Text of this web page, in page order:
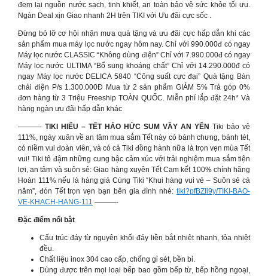
đem lại nguồn nước sạch, tinh khiết, an toàn bảo vệ sức khỏe tối ưu.
Ngàn Deal xịn Giao nhanh 2H trên TIKI với Ưu đãi cực sốc .
Đừng bỏ lỡ cơ hội nhận mưa quà tặng và ưu đãi cực hấp dẫn khi các
sản phẩm mua máy lọc nước ngay hôm nay. Chỉ với 990.000đ có ngay
Máy lọc nước CLASSIC “Không dùng điện” Chỉ với 7.990.000đ có ngay
Máy lọc nước ULTIMA “Bổ sung khoáng chất” Chỉ với 14.290.000đ có
ngay Máy lọc nước DELICA 5840 “Công suất cực đại” Quà tặng Bàn
chải điện P/s 1.300.000Đ Mua từ 2 sản phẩm GIẢM 5% Trả góp 0%
đơn hàng từ 3 Triệu Freeship TOÀN QUỐC. Miễn phí lắp đặt 24h* Và
hàng ngàn ưu đãi hấp dẫn khác
———- TIKI HIỂU – TẾT HÁO HỨC SUM VẦY AN YÊN Tiki bảo vệ
111%, ngày xuân về an tâm mua sắm Tết này có bánh chưng, bánh tét,
có niềm vui đoàn viên, và có cả Tiki đồng hành nữa là trọn vẹn mùa Tết
vui! Tiki tô đậm những cung bậc cảm xúc với trải nghiệm mua sắm tiện
lợi, an tâm và suôn sẻ: Giao hàng xuyên Tết Cam kết 100% chính hãng
Hoàn 111% nếu là hàng giả Cùng Tiki “Khui hàng vui vẻ – Suôn sẻ cả
năm”, đón Tết trọn vẹn bạn bên gia đình nhé: tiki?pfBZIi9y/TIKI-BAO-
VE-KHACH-HANG-111 ———-
Đặc điểm nổi bật
Cấu trúc đáy từ nguyên khối đáy liền bắt nhiệt nhanh, tỏa nhiệt
đều.
Chất liệu inox 304 cao cấp, chống gỉ sét, bền bỉ.
Dùng được trên mọi loại bếp bao gồm bếp từ, bếp hồng ngoại,